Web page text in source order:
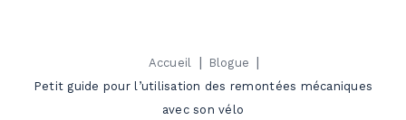
Accueil | Blogue |
Petit guide pour l’utilisation des remontées mécaniques
avec son vélo